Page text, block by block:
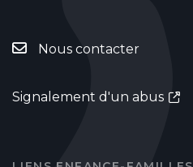
Nous contacter
Signalement d'un abus